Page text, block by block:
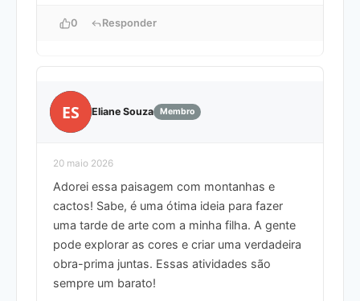
0 Responder
ES Eliane Souza Membro
20 maio 2026
Adorei essa paisagem com montanhas e
cactos! Sabe, é uma ótima ideia para fazer
uma tarde de arte com a minha filha. A gente
pode explorar as cores e criar uma verdadeira
obra-prima juntas. Essas atividades são
sempre um barato!